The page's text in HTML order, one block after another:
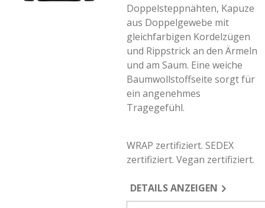
Doppelsteppnähten, Kapuze
aus Doppelgewebe mit
gleichfarbigen Kordelzügen
und Rippstrick an den Ärmeln
und am Saum. Eine weiche
Baumwollstoffseite sorgt für
ein angenehmes
Tragegefühl.
WRAP zertifiziert. SEDEX
zertifiziert. Vegan zertifiziert.
DETAILS ANZEIGEN